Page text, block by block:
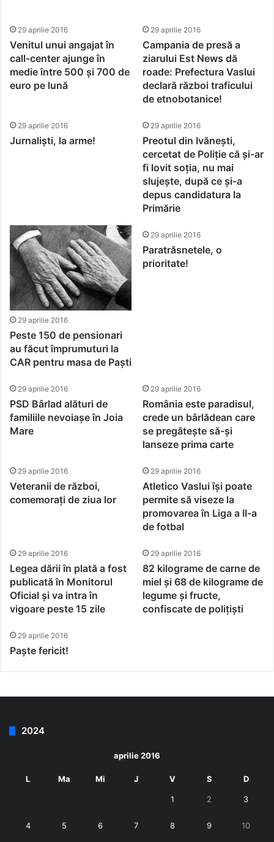
29 aprilie 2016
Venitul unui angajat în
call-center ajunge în
medie între 500 și 700 de
euro pe lună
29 aprilie 2016
Campania de presă a
ziarului Est News dă
roade: Prefectura Vaslui
declară război traficului
de etnobotanice!
29 aprilie 2016
Jurnaliști, la arme!
29 aprilie 2016
Preotul din Ivănești,
cercetat de Poliție că și-ar
fi lovit soția, nu mai
slujește, după ce și-a
depus candidatura la
Primărie
29 aprilie 2016
Peste 150 de pensionari
au făcut împrumuturi la
CAR pentru masa de Paști
29 aprilie 2016
Paratrăsnetele, o
prioritate!
29 aprilie 2016
PSD Bârlad alături de
familiile nevoiașe în Joia
Mare
29 aprilie 2016
România este paradisul,
crede un bârlădean care
se pregătește să-și
lanseze prima carte
29 aprilie 2016
Veteranii de război,
comemorați de ziua lor
29 aprilie 2016
Atletico Vaslui își poate
permite să viseze la
promovarea în Liga a II-a
de fotbal
29 aprilie 2016
Legea dării în plată a fost
publicată în Monitorul
Oficial și va intra în
vigoare peste 15 zile
29 aprilie 2016
82 kilograme de carne de
miel și 68 de kilograme de
legume și fructe,
confiscate de polițiști
29 aprilie 2016
Paște fericit!
2024
aprilie 2016
L Ma Mi J V S D
1 2 3
4 5 6 7 8 9 10